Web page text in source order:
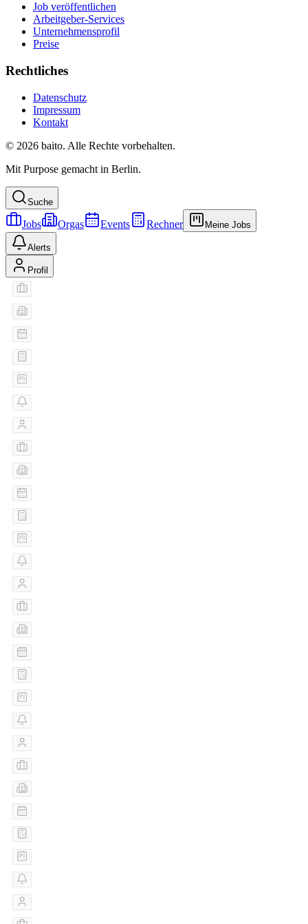
Job veröffentlichen
Arbeitgeber-Services
Unternehmensprofil
Preise
Rechtliches
Datenschutz
Impressum
Kontakt
© 2026 baito. Alle Rechte vorbehalten.
Mit Purpose gemacht in Berlin.
Suche
Jobs Orgas Events Rechner Meine Jobs
Alerts
Profil